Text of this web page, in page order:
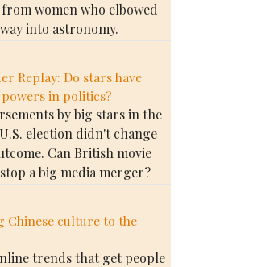
from women who elbowed
into astronomy.
Replay: Do stars have
in politics?
by big stars in the
election didn't change
Can British movie
a big media merger?
Chinese culture to the
trends that get people